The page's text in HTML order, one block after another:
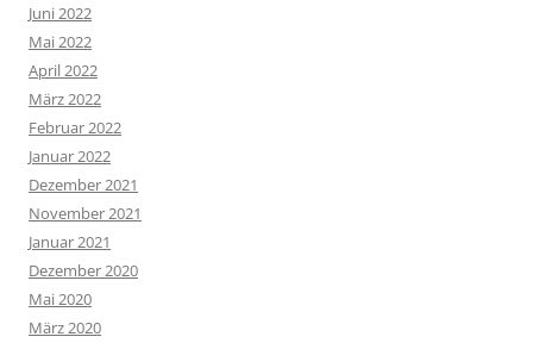
Juni 2022
Mai 2022
April 2022
März 2022
Februar 2022
Januar 2022
Dezember 2021
November 2021
Januar 2021
Dezember 2020
Mai 2020
März 2020